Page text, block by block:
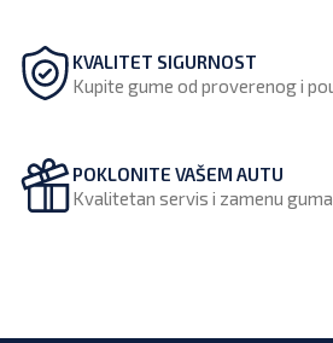
KVALITET SIGURNOST
Kupite gume od proverenog i
POKLONITE VAŠEM AUTU
Kvalitetan servis i zamenu guma